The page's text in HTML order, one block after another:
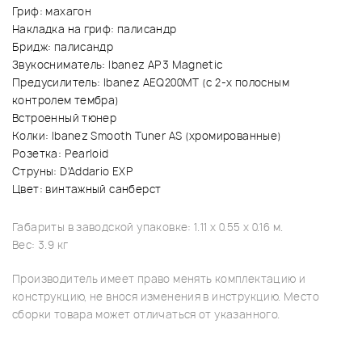
Гриф: махагон
Накладка на гриф: палисандр
Бридж: палисандр
Звукосниматель: Ibanez AP3 Magnetic
Предусилитель: Ibanez AEQ200MT (с 2-х полосным
контролем тембра)
Встроенный тюнер
Колки: Ibanez Smooth Tuner AS (хромированные)
Розетка: Pearloid
Струны: D'Addario EXP
Цвет: винтажный санберст
Габариты в заводской упаковке: 1.11 x 0.55 x 0.16 м.
Вес: 3.9 кг
Производитель имеет право менять комплектацию и
конструкцию, не внося изменения в инструкцию. Место
сборки товара может отличаться от указанного.